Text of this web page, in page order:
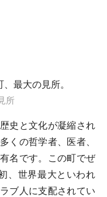
所
史と文化が凝縮され
くの哲学者、医者、
名です。この町でぜ
、世界最大といわれ
ブ人に支配されてい